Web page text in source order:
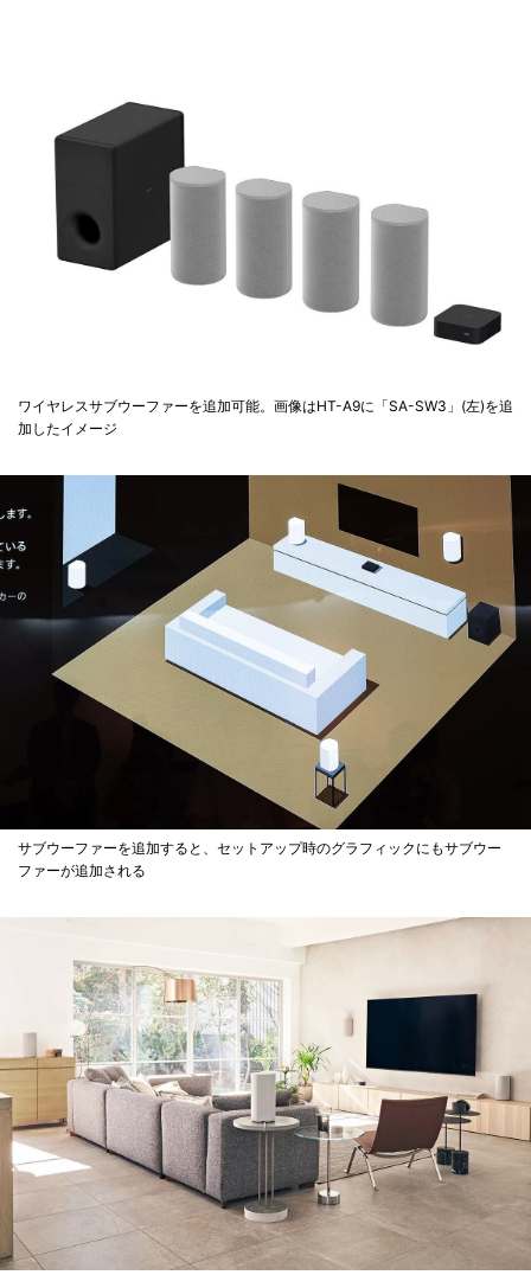
ワイヤレスサブウーファーを追加可能。画像はHT-A9に「SA-SW3」(左)を追
加したイメージ
サブウーファーを追加すると、セットアップ時のグラフィックにもサブウー
ファーが追加される